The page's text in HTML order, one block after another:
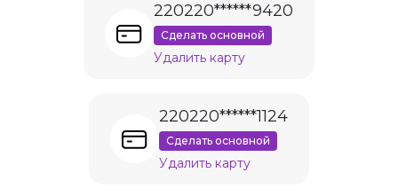
220220******9420
Сделать основной
Удалить карту
220220******1124
Сделать основной
Удалить карту